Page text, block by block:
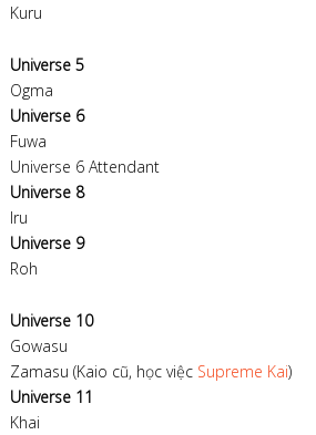
Kuru
Universe 5
Ogma
Universe 6
Fuwa
Universe 6 Attendant
Universe 8
Iru
Universe 9
Roh
Universe 10
Gowasu
Zamasu (Kaio cũ, học việc Supreme Kai)
Universe 11
Khai